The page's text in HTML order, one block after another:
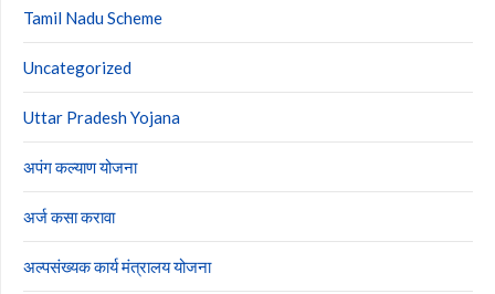
Tamil Nadu Scheme
Uncategorized
Uttar Pradesh Yojana
अपंग कल्याण योजना
अर्ज कसा करावा
अल्पसंख्यक कार्य मंत्रालय योजना